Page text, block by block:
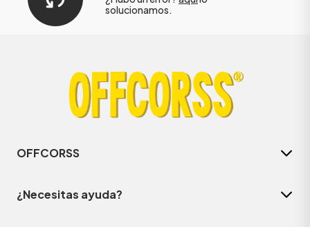
solucionamos.
OFFCORSS
¿Necesitas ayuda?